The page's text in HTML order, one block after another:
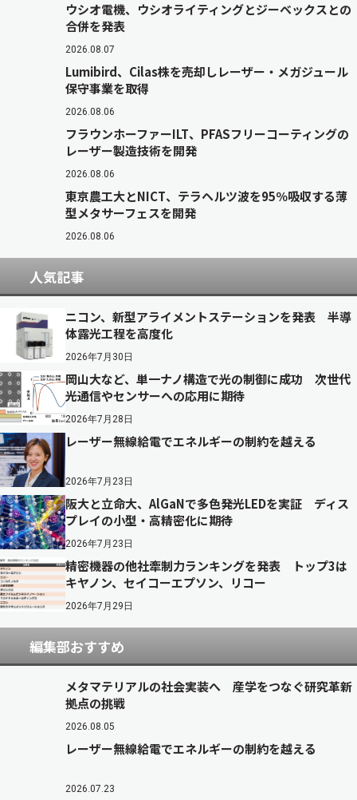
ウシオ電機、ウシオライティングとジーベックスとの
合併を発表
2026.08.07
Lumibird、Cilas株を売却しレーザー・メガジュール
保守事業を取得
2026.08.06
フラウンホーファーILT、PFASフリーコーティングの
レーザー製造技術を開発
2026.08.06
東京農工大とNICT、テラヘルツ波を95％吸収する薄
型メタサーフェスを開発
2026.08.06
人気記事
ニコン、新型アライメントステーションを発表 半導
体露光工程を高度化
2026年7月30日
岡山大など、単一ナノ構造で光の制御に成功 次世代
光通信やセンサーへの応用に期待
2026年7月28日
レーザー無線給電でエネルギーの制約を越える
2026年7月23日
阪大と立命大、AlGaNで多色発光LEDを実証 ディス
プレイの小型・高精密化に期待
2026年7月23日
精密機器の他社牽制力ランキングを発表 トップ3は
キヤノン、セイコーエプソン、リコー
2026年7月29日
編集部おすすめ
メタマテリアルの社会実装へ 産学をつなぐ研究革新
拠点の挑戦
2026.08.05
レーザー無線給電でエネルギーの制約を越える
2026.07.23